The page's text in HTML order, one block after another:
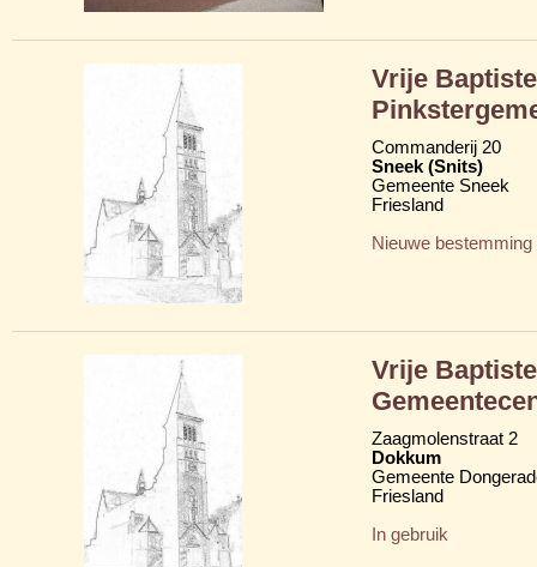
Vrije
Commanderij 20
Sneek (Snits)
Gemeente Sneek
Friesland
Nieuwe bestemming
Vrije
Zaagmolenstraat 2
Dokkum
Gemeente
Friesland
In gebruik